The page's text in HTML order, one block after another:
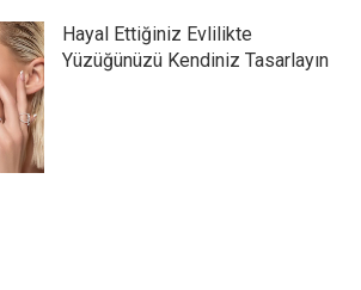
Hayal Ettiğiniz Evlilikte
Yüzüğünüzü Kendiniz Tasarlayın